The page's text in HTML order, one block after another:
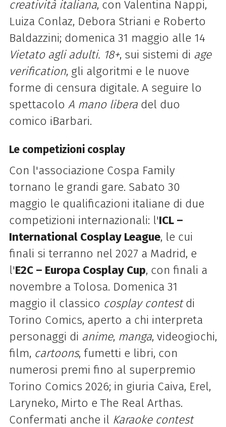
creatività italiana, con Valentina Nappi,
Luiza Conlaz, Debora Striani e Roberto
Baldazzini; domenica 31 maggio alle 14
Vietato agli adulti. 18+, sui sistemi di age
verification, gli algoritmi e le nuove
forme di censura digitale. A seguire lo
spettacolo A mano liberadel duo
comico iBarbari.
Le competizioni cosplay
Con l'associazione Cospa Family
tornano le grandi gare. Sabato 30
maggio le qualificazioni italiane di due
competizioni internazionali: l'ICL –
International Cosplay League, le cui
finali si terranno nel 2027 a Madrid, e
l'E2C – Europa Cosplay Cup, con finali a
novembre a Tolosa. Domenica 31
maggio il classico cosplay contestdi
Torino Comics, aperto a chi interpreta
personaggi di anime, manga, videogiochi,
film, cartoons, fumetti e libri, con
numerosi premi fino al superpremio
Torino Comics 2026; in giuria Caiva, Erel,
Laryneko, Mirto e The Real Arthas.
Confermati anche il Karaoke contest